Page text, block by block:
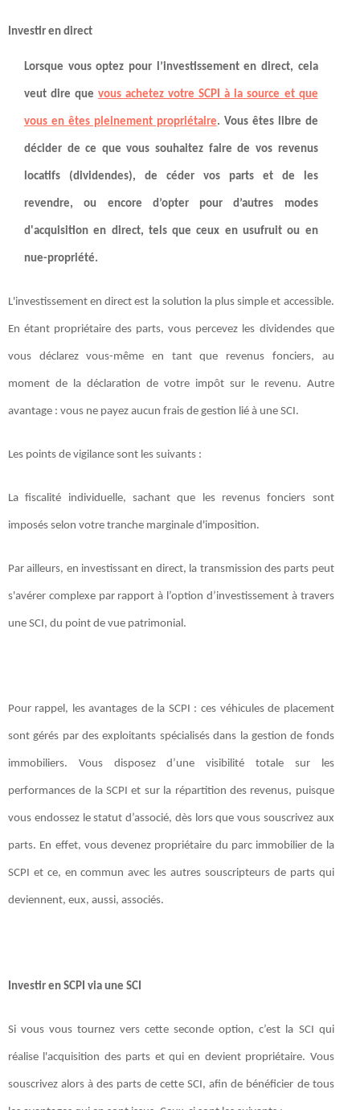
Investir en direct
Lorsque vous optez pour l’investissement en direct, cela
veut dire quevous achetez votre SCPI à la source et que
vous en êtes pleinement propriétaire. Vous êtes libre de
décider de ce que vous souhaitez faire de vos revenus
locatifs (dividendes), de céder vos parts et de les
revendre, ou encore d’opter pour d’autres modes
d'acquisition en direct, tels que ceux en usufruit ou en
nue-propriété.
L'investissement en direct est la solution la plus simple et accessible.
En étant propriétaire des parts, vous percevez les dividendes que
vous déclarez vous-même en tant que revenus fonciers, au
moment de la déclaration de votre impôt sur le revenu. Autre
avantage : vous ne payez aucun frais de gestion lié à une SCI.
Les points de vigilance sont les suivants :
La fiscalité individuelle, sachant que les revenus fonciers sont
imposés selon votre tranche marginale d'imposition.
Par ailleurs, en investissant en direct, la transmission des parts peut
s'avérer complexe par rapport à l’option d’investissement à travers
une SCI, du point de vue patrimonial.
Pour rappel, les avantages de la SCPI : ces véhicules de placement
sont gérés par des exploitants spécialisés dans la gestion de fonds
immobiliers. Vous disposez d’une visibilité totale sur les
performances de la SCPI et sur la répartition des revenus, puisque
vous endossez le statut d’associé, dès lors que vous souscrivez aux
parts. En effet, vous devenez propriétaire du parc immobilier de la
SCPI et ce, en commun avec les autres souscripteurs de parts qui
deviennent, eux, aussi, associés.
Investir en SCPI via une SCI
Si vous vous tournez vers cette seconde option, c’est la SCI qui
réalise l'acquisition des parts et qui en devient propriétaire. Vous
souscrivez alors à des parts de cette SCI, afin de bénéficier de tous